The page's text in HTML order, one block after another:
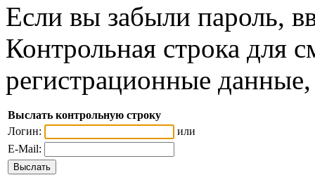
Если вы забыли пароль,
Контрольная строка для
регистрационные
Выслать контрольную строку
Логин:
или
E-Mail: